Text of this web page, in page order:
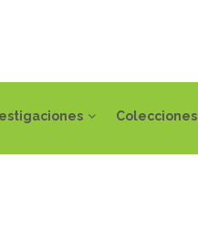
Colecciones